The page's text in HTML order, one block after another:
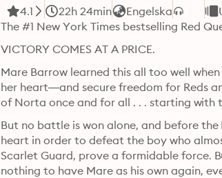
4.1 22h 24min Engelska
The #1 New York Times bestselling Red
VICTORY COMES AT A PRICE.
Mare Barrow learned this all too well
her heart—and secure freedom for Reds
of Norta once and for all . . . starting with
But no battle is won alone, and before the
heart in order to defeat the boy who
Scarlet Guard, prove a formidable force.
nothing to have Mare as his own again,